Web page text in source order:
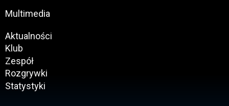
Multimedia
Aktualności
Klub
Zespół
Rozgrywki
Statystyki